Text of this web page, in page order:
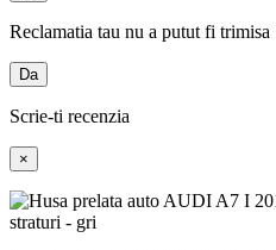
Reclamatia tau nu a putut fi trimisa
Da
Scrie-ti recenzia
×